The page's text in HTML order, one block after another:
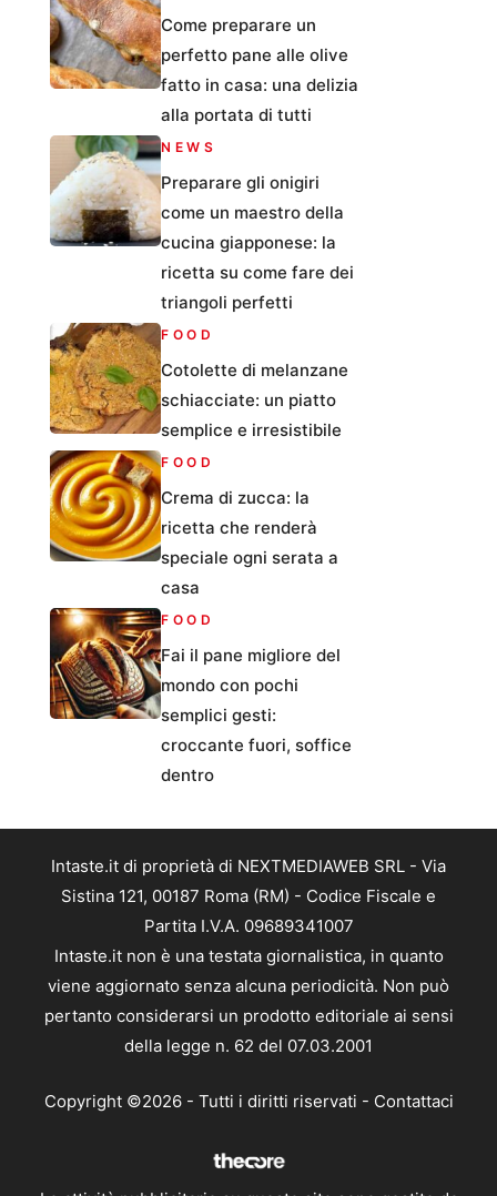
Come preparare un
perfetto pane alle olive
fatto in casa: una delizia
alla portata di tutti
NEWS
Preparare gli onigiri
come un maestro della
cucina giapponese: la
ricetta su come fare dei
triangoli perfetti
FOOD
Cotolette di melanzane
schiacciate: un piatto
semplice e irresistibile
FOOD
Crema di zucca: la
ricetta che renderà
speciale ogni serata a
casa
FOOD
Fai il pane migliore del
mondo con pochi
semplici gesti:
croccante fuori, soffice
dentro
Intaste.it di proprietà di NEXTMEDIAWEB SRL - Via
Sistina 121, 00187 Roma (RM) - Codice Fiscale e
Partita I.V.A. 09689341007
Intaste.it non è una testata giornalistica, in quanto
viene aggiornato senza alcuna periodicità. Non può
pertanto considerarsi un prodotto editoriale ai sensi
della legge n. 62 del 07.03.2001
Copyright ©2026 - Tutti i diritti riservati - Contattaci